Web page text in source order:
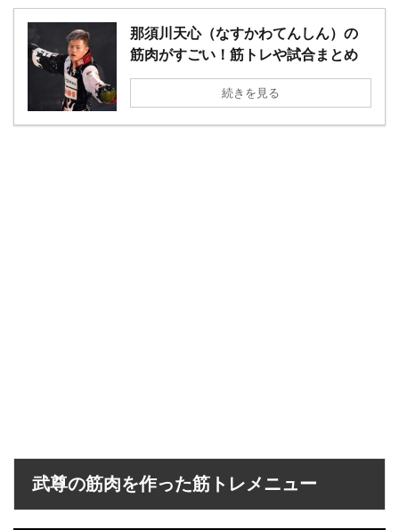
那須川天心（なすかわてんしん）の
筋肉がすごい！筋トレや試合まとめ
続きを見る
武尊の筋肉を作った筋トレメニュー